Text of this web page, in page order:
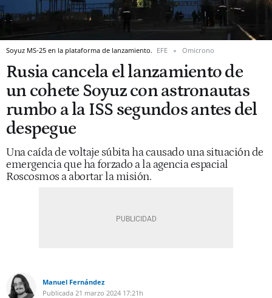
Soyuz MS-25 en la plataforma de lanzamiento. EFE Omicrono
Rusia cancela el lanzamiento de
un cohete Soyuz con astronautas
rumbo a la ISS segundos antes del
despegue
Una caída de voltaje súbita ha causado una situación de
emergencia que ha forzado a la agencia espacial
Roscosmos a abortar la misión.
Manuel Fernández
Publicada 21 marzo 2024 17:21h